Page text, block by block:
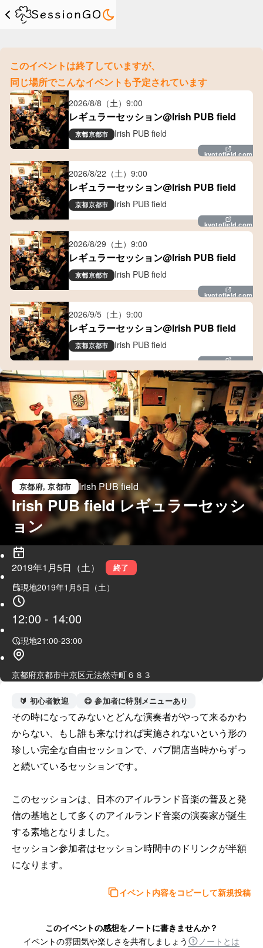
このイベントは終了していますが、
同じ場所でこんなイベントも予定されています
2026/8/8（土） 9:00
レギュラーセッション@Irish PUB field
京都京都市 Irish PUB field
kyotofield.com
2026/8/22（土） 9:00
レギュラーセッション@Irish PUB field
京都京都市 Irish PUB field
kyotofield.com
2026/8/29（土） 9:00
レギュラーセッション@Irish PUB field
京都京都市 Irish PUB field
kyotofield.com
2026/9/5（土） 9:00
レギュラーセッション@Irish PUB field
京都京都市 Irish PUB field
京都府, 京都市 Irish PUB field
Irish PUB field レギュラーセッシ
ョン
2019年1月5日（土） 終了
現地2019年1月5日（土）
12:00 - 14:00
現地21:00-23:00
京都府京都市中京区元法然寺町６８３
🔰 初心者歓迎 😋 参加者に特別メニューあり
その時になってみないとどんな演奏者がやって来るかわ
からない、もし誰も来なければ実施されないという形の
珍しい完全な自由セッションで、パブ開店当時からずっ
と続いているセッションです。
このセッションは、日本のアイルランド音楽の普及と発
信の基地として多くのアイルランド音楽の演奏家が誕生
する素地となりました。
セッション参加者はセッション時間中のドリンクが半額
になります。
イベント内容をコピーして新規投稿
このイベントの感想をノートに書きませんか？
イベントの雰囲気や楽しさを共有しましょう
ノートとは